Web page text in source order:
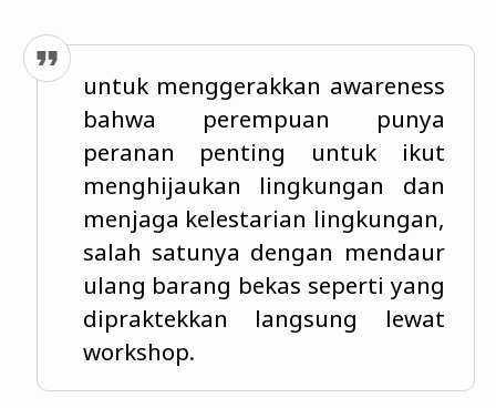
untuk menggerakkan awareness
bahwa perempuan punya
peranan penting untuk ikut
menghijaukan lingkungan dan
menjaga kelestarian lingkungan,
salah satunya dengan mendaur
ulang barang bekas seperti yang
dipraktekkan langsung lewat
workshop.